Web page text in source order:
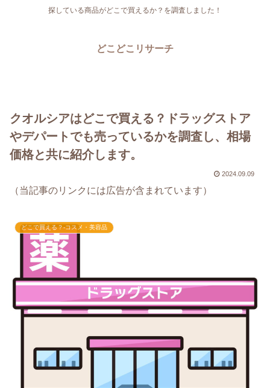
探している商品がどこで買えるか？を調査しました！
どこどこリサーチ
クオルシアはどこで買える？ドラッグストア
やデパートでも売っているかを調査し、相場
価格と共に紹介します。
2024.09.09
（当記事のリンクには広告が含まれています）
どこで買える？-コスメ・美容品